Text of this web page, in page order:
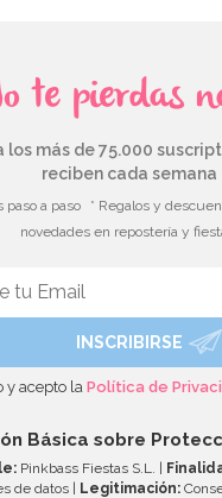
te pierdas
los más de 75.000
reciben cada semana
paso a paso * Regalos y
novedades en repostería y
INSCRIBIRSE
y acepto laPolítica de
Básica sobre
Pinkbass Fiestas S.L. |
de datos |
Legitimación: